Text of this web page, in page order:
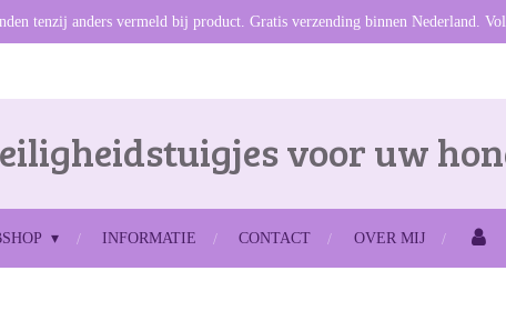
tenzij anders vermeld bij product. Gratis verzending binnen Nederland.
voor uw
INFORMATIE CONTACT OVER MIJ